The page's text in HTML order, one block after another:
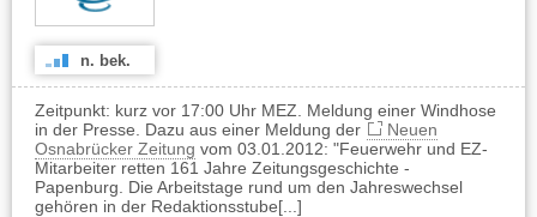
n. bek.
Zeitpunkt: kurz vor 17:00 Uhr MEZ. Meldung einer Windhose
in der Presse. Dazu aus einer Meldung der
Neuen
Osnabrücker Zeitung vom 03.01.2012: "Feuerwehr und EZ-
Mitarbeiter retten 161 Jahre Zeitungsgeschichte -
Papenburg. Die Arbeitstage rund um den Jahreswechsel
gehören in der Redaktionsstube[...]